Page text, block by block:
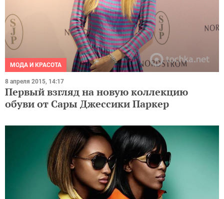
МОДА И КРАСОТА
8 апреля 2015, 14:17
Первый взгляд на новую коллекцию
обуви от Сары Джессики Паркер